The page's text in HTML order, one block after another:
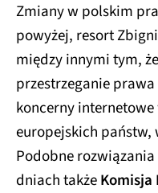
Zmiany w polskim
powyżej, resort
między innymi tym,
przestrzeganie
koncerny
europejskich państw,
Podobne
dniach takżeKomisja